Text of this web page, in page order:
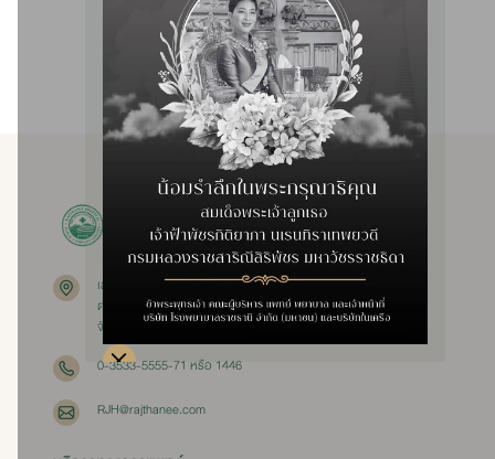
เลขที่ 111 หมู่ 3
ตำบลคลองสวนพลู อำเภอพระนครศรีอยุธยา
จังหวัดพระนครศรีอยุธยา 13000
0-3533-5555-71 หรือ 1446
RJH@rajthanee.com